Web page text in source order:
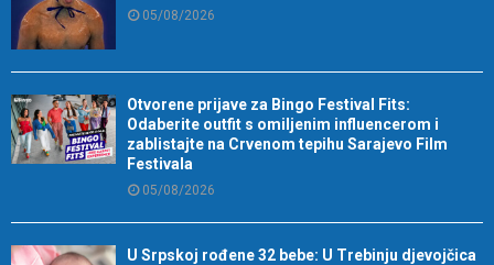
05/08/2026
Otvorene prijave za Bingo Festival Fits:
Odaberite outfit s omiljenim influencerom i
zablistajte na Crvenom tepihu Sarajevo Film
Festivala
05/08/2026
U Srpskoj rođene 32 bebe: U Trebinju djevojčica